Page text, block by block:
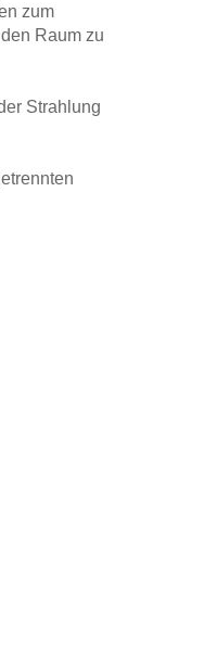
zum
Raum zu
Strahlung